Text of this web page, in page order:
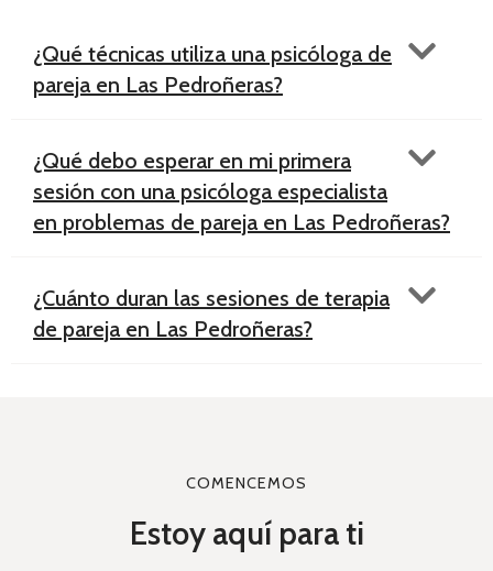
¿Qué técnicas utiliza una psicóloga de
pareja en Las Pedroñeras​?
¿Qué debo esperar en mi primera
sesión con una psicóloga especialista
en problemas de pareja en Las Pedroñeras​?
¿Cuánto duran las sesiones de terapia
de pareja en Las Pedroñeras​?
COMENCEMOS
Estoy aquí para ti